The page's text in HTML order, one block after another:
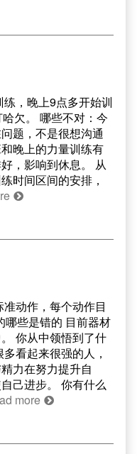
，晚上9点多开始训
欠。 哪些不对：今
题，不是很想沟通
晚上的力量训练有
，影响到休息。 从
时间区间的安排，
动作，每个动作目
哪些是错的 目前器材
你从中领悟到了什
看起来很强的人，
力在努力提升自
己进步。 你有什么
more